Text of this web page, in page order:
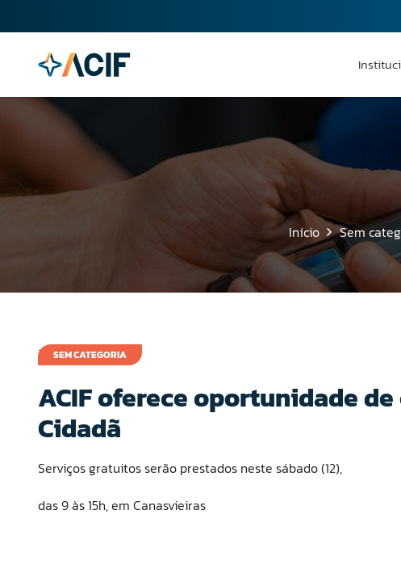
Início Sem
SEM CATEGORIA
11 de julho de 2008
ACIF oferece oportunidade
Cidadã
Serviços gratuitos serão prestados neste sábado (12),
das 9 às 15h, em Canasvieiras